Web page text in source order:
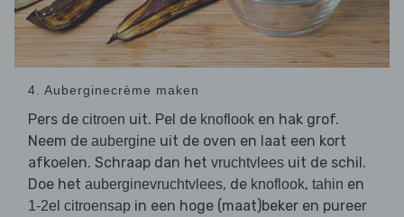
4. Auberginecrème maken
Pers de citroen uit. Pel de knoflook en hak grof.
Neem de aubergine uit de oven en laat een kort
afkoelen. Schraap dan het vruchtvlees uit de schil.
Doe het auberginevruchtvlees, de knoflook, tahin en
1-2el citroensap in een hoge (maat)beker en pureer